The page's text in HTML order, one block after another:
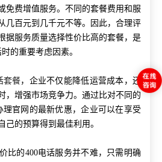
免费增值服务。不同的套餐费用和服
几百元到几千元不等。因此，合理评
据服务质量选择性价比高的套餐，是
的重要考虑因素。
套餐，企业不仅能降低运营成本，还
，增强市场竞争力。通过比对不同的
理官网的最新优惠，企业可以在享受
己的预算得到最佳利用。
比的400电话服务并不难，只需明确